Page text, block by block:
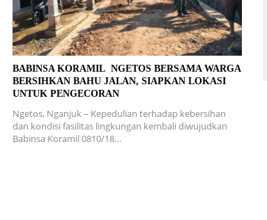
BABINSA KORAMIL NGETOS BERSAMA WARGA
BERSIHKAN BAHU JALAN, SIAPKAN LOKASI
UNTUK PENGECORAN
Ngetos, Nganjuk – Kepedulian terhadap kebersihan
dan kondisi fasilitas lingkungan kembali diwujudkan
Babinsa Koramil 0810/18…